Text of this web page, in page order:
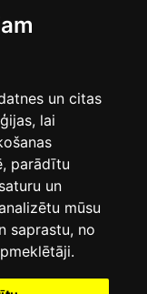
un citas
lai
parādītu
un
mūsu
saprastu, no
– 2026